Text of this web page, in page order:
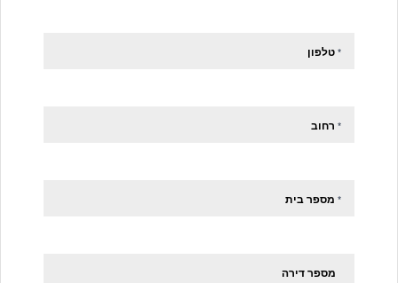
* טלפון
* רחוב
* מספר בית
מספר דירה